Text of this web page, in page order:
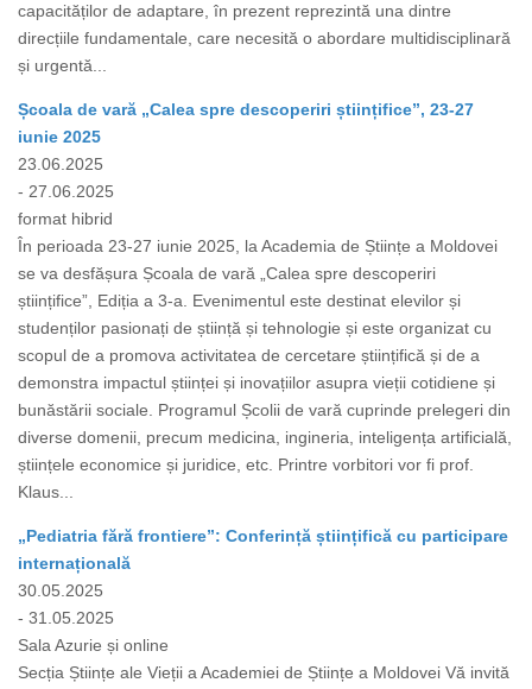
capacităților de adaptare, în prezent reprezintă una dintre
direcțiile fundamentale, care necesită o abordare multidisciplinară
și urgentă...
Școala de vară „Calea spre descoperiri științifice”, 23-27
iunie 2025
23.06.2025
- 27.06.2025
format hibrid
În perioada 23-27 iunie 2025, la Academia de Științe a Moldovei
se va desfășura Școala de vară „Calea spre descoperiri
științifice”, Ediția a 3-a. Evenimentul este destinat elevilor și
studenților pasionați de știință și tehnologie și este organizat cu
scopul de a promova activitatea de cercetare științifică și de a
demonstra impactul științei și inovațiilor asupra vieții cotidiene și
bunăstării sociale. Programul Școlii de vară cuprinde prelegeri din
diverse domenii, precum medicina, ingineria, inteligența artificială,
științele economice și juridice, etc. Printre vorbitori vor fi prof.
Klaus...
„Pediatria fără frontiere”: Conferință științifică cu participare
internațională
30.05.2025
- 31.05.2025
Sala Azurie și online
Secția Științe ale Vieții a Academiei de Științe a Moldovei Vă invită